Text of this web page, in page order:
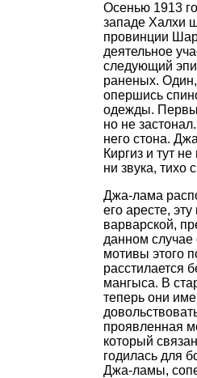
Осенью 1913
западе Халхи
провинции
деятельное
следующий
раненых.
опершись
одежды.
но не
него стона.
Киргиз и тут
ни звука, тихо
Джа-лама
его аресте,
варварской,
данном
мотивы этого
расстилается
мангыса. В
теперь они
проявленная
который
годилась для
Джа-ламы,